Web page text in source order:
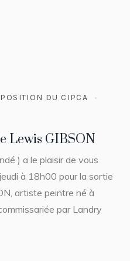
DU CIPCA
Lewis GIBSON
) a le plaisir de vous
à 18h00 pour la sortie
artiste peintre né à
par Landry